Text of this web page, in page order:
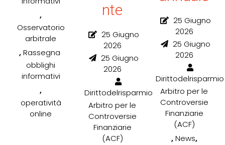
,
Osservatorio
arbitrale
,Rassegna
obblighi
informativi
,
operatività
online
nte
25 Giugno
2026
25 Giugno
2026
Dirittodelrisparmio
Arbitro per le
Controversie
Finanziarie
(ACF)
25 Giugno
2026
25 Giugno
2026
Dirittodelrisparmio
Arbitro per le
Controversie
Finanziarie
(ACF)
,News,